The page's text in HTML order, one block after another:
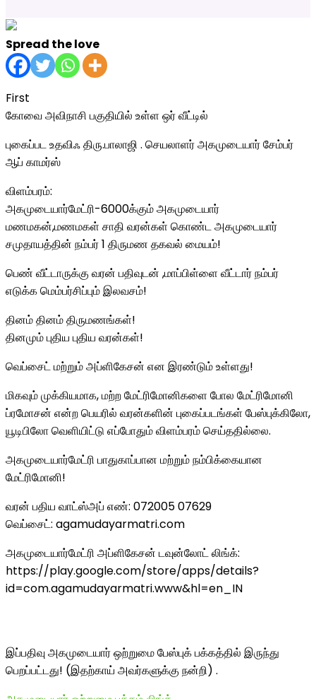
Spread the love
First
கோவை அவிநாசி பகுதியில் உள்ள ஒர் வீட்டில்
புகைப்பட உதவிஃ திரு.பாலாஜி . செயலாளர் அகமுடையார் சேம்பர்
ஆப் காமர்ஸ்
விளம்பரம்:
அகமுடையார்மேட்ரி-6000க்கும் அகமுடையார்
மணமகன்,மணமகள் சாதி வரன்கள் கொண்ட அகமுடையார்
சமுதாயத்தின் நம்பர் 1 திருமண தகவல் மையம்!
பெண் வீட்டாருக்கு வரன் பதிவுடன் ,மாப்பிள்ளை வீட்டார் நம்பர்
எடுக்க மெம்பர்சிப்பும் இலவசம்!
தினம் தினம் திருமணங்கள்!
தினமும் புதிய புதிய வரன்கள்!
வெப்சைட் மற்றும் அப்ளிகேசன் என இரண்டும் உள்ளது!
மிகவும் முக்கியமாக, மற்ற மேட்ரிமோனிகளை போல மேட்ரிமோனி
ப்ரமோசன் என்ற பெயரில் வரன்களின் புகைப்படங்கள் பேஸ்புக்கிலோ,
யூடிபிலோ வெளியிட்டு எப்போதும் விளம்பரம் செய்ததில்லை.
அகமுடையார்மேட்ரி பாதுகாப்பான மற்றும் நம்பிக்கையான
மேட்ரிமோனி!
வரன் பதிய வாட்ஸ்அப் எண்: 072005 07629
வெப்சைட்: agamudayarmatri.com
அகமுடையார்மேட்ரி அப்ளிகேசன் டவுன்லோட் லிங்க்:
https://play.google.com/store/apps/details?
id=com.agamudayarmatri.www&hl=en_IN
இப்பதிவு அகமுடையார் ஒற்றுமை பேஸ்புக் பக்கத்தில் இருந்து
பெறப்பட்டது! (இதற்காய் அவர்களுக்கு நன்றி) .